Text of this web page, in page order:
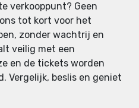
verkooppunt? Geen
tot kort voor het
zonder wachtrij en
veilig met een
en de tickets worden
Vergelijk, beslis en geniet